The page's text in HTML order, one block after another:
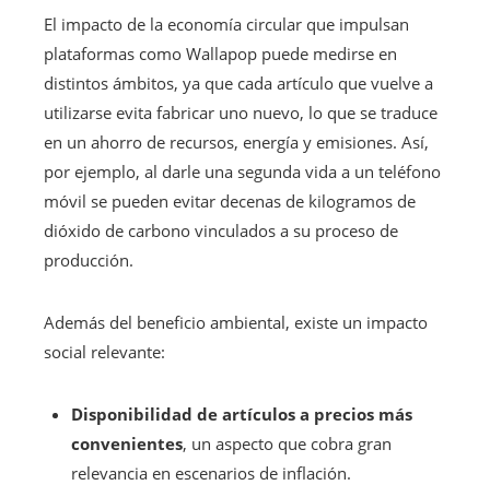
El impacto de la economía circular que impulsan
plataformas como Wallapop puede medirse en
distintos ámbitos, ya que cada artículo que vuelve a
utilizarse evita fabricar uno nuevo, lo que se traduce
en un ahorro de recursos, energía y emisiones. Así,
por ejemplo, al darle una segunda vida a un teléfono
móvil se pueden evitar decenas de kilogramos de
dióxido de carbono vinculados a su proceso de
producción.
Además del beneficio ambiental, existe un impacto
social relevante:
Disponibilidad de artículos a precios más
convenientes, un aspecto que cobra gran
relevancia en escenarios de inflación.